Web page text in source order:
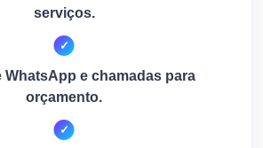
serviços.
WhatsApp e chamadas para
orçamento.